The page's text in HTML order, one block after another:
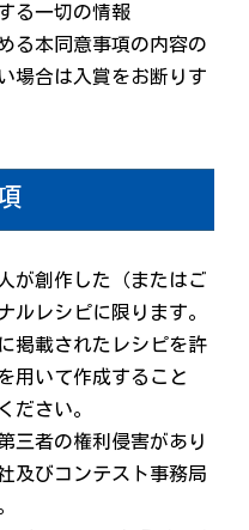
る一切の情報
る本同意事項の内容の
場合は入賞をお断りす
が創作した（またはご
ルレシピに限ります。
掲載されたレシピを許
用いて作成すること
ださい。
三者の権利侵害があり
及びコンテスト事務局